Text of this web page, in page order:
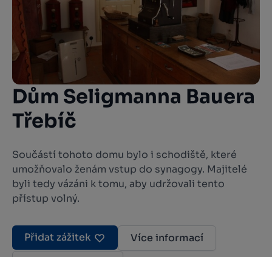
Dům Seligmanna Bauera
Třebíč
Součástí tohoto domu bylo i schodiště, které
umožňovalo ženám vstup do synagogy. Majitelé
byli tedy vázáni k tomu, aby udržovali tento
přístup volný.
Přidat zážitek
Více informací